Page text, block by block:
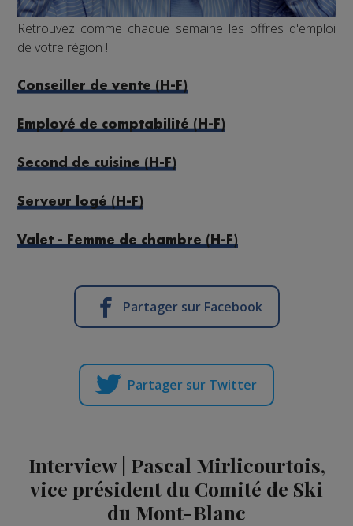
Retrouvez comme chaque semaine les offres d'emploi
de votre région !
Conseiller de vente (H-F)
Employé de comptabilité (H-F)
Second de cuisine (H-F)
Serveur logé (H-F)
Valet - Femme de chambre (H-F)
Partager sur Facebook
Partager sur Twitter
Interview | Pascal Mirlicourtois,
vice président du Comité de Ski
du Mont-Blanc